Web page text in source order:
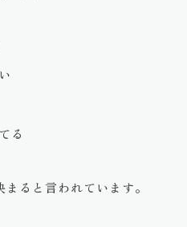
る
ると言われています。